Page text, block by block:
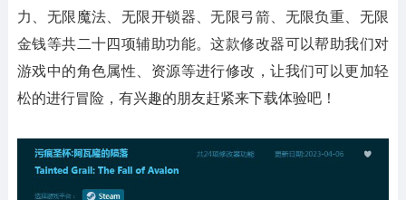
力、无限魔法、无限开锁器、无限弓箭、无限负重、无限
金钱等共二十四项辅助功能。这款修改器可以帮助我们对
游戏中的角色属性、资源等进行修改，让我们可以更加轻
松的进行冒险，有兴趣的朋友赶紧来下载体验吧！